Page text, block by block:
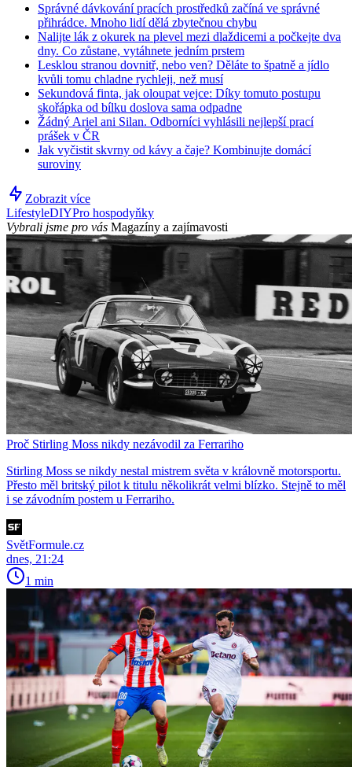
Správné dávkování pracích prostředků začíná ve správné
přihrádce. Mnoho lidí dělá zbytečnou chybu
Nalijte lák z okurek na plevel mezi dlaždicemi a počkejte dva
dny. Co zůstane, vytáhnete jedním prstem
Lesklou stranou dovnitř, nebo ven? Děláte to špatně a jídlo
kvůli tomu chladne rychleji, než musí
Sekundová finta, jak oloupat vejce: Díky tomuto postupu
skořápka od bílku doslova sama odpadne
Žádný Ariel ani Silan. Odborníci vyhlásili nejlepší prací
prášek v ČR
Jak vyčistit skvrny od kávy a čaje? Kombinujte domácí
suroviny
Zobrazit více
LifestyleDIYPro hospodyňky
Vybrali jsme pro vás Magazíny a zajímavosti
Proč Stirling Moss nikdy nezávodil za Ferrariho
Stirling Moss se nikdy nestal mistrem světa v královně motorsportu.
Přesto měl britský pilot k titulu několikrát velmi blízko. Stejně to měl
i se závodním postem u Ferrariho.
SvětFormule.cz
dnes, 21:24
1 min